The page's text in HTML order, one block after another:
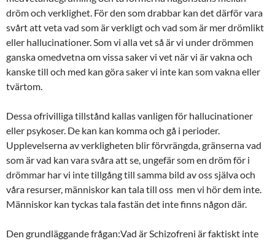
dröm och verklighet. För den som drabbar kan det därför vara
svårt att veta vad som är verkligt och vad som är mer drömlikt
eller hallucinationer. Som vi alla vet så är vi under drömmen
ganska omedvetna om vissa saker vi vet när vi är vakna och
kanske till och med kan göra saker vi inte kan som vakna eller
tvärtom.
Dessa ofrivilliga tillstånd kallas vanligen för hallucinationer
eller psykoser. De kan kan komma och gå i perioder.
Upplevelserna av verkligheten blir förvrängda, gränserna vad
som är vad kan vara svåra att se, ungefär som en dröm för i
drömmar har vi inte tillgång till samma bild av oss själva och
våra resurser, människor kan tala till oss men vi hör dem inte.
Människor kan tyckas tala fastän det inte finns någon där.
Den grundläggande frågan:Vad är Schizofreni är faktiskt inte